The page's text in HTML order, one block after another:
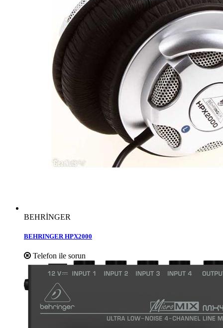
BEHRİNGER
BEHRINGER HPX2000
Telefon ile sorun